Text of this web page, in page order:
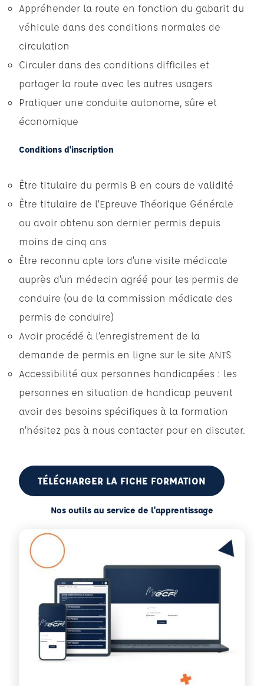
Appréhender la route en fonction du gabarit du
véhicule dans des conditions normales de
circulation
Circuler dans des conditions difficiles et
partager la route avec les autres usagers
Pratiquer une conduite autonome, sûre et
économique
Conditions d'inscription
Être titulaire du permis B en cours de validité
Être titulaire de l’Epreuve Théorique Générale
ou avoir obtenu son dernier permis depuis
moins de cinq ans
Être reconnu apte lors d’une visite médicale
auprès d’un médecin agréé pour les permis de
conduire (ou de la commission médicale des
permis de conduire)
Avoir procédé à l’enregistrement de la
demande de permis en ligne sur le site ANTS
Accessibilité aux personnes handicapées : les
personnes en situation de handicap peuvent
avoir des besoins spécifiques à la formation
n’hésitez pas à nous contacter pour en discuter.
TÉLÉCHARGER LA FICHE FORMATION
Nos outils au service de l'apprentissage